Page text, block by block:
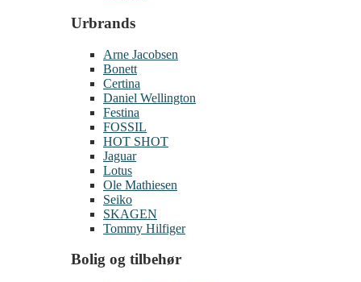
Urbrands
Arne Jacobsen
Bonett
Certina
Daniel Wellington
Festina
FOSSIL
HOT SHOT
Jaguar
Lotus
Ole Mathiesen
Seiko
SKAGEN
Tommy Hilfiger
Bolig og tilbehør